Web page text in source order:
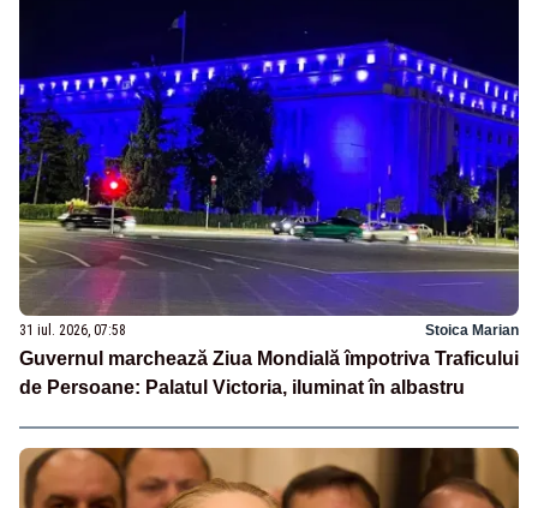
31 iul. 2026, 07:58 Stoica Marian
Guvernul marchează Ziua Mondială împotriva Traficului
de Persoane: Palatul Victoria, iluminat în albastru